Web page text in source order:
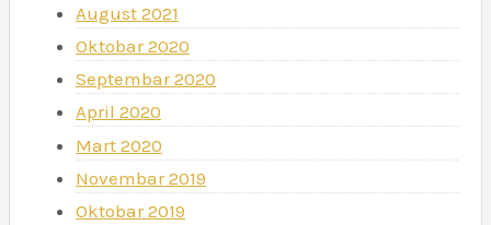
August 2021
Oktobar 2020
Septembar 2020
April 2020
Mart 2020
Novembar 2019
Oktobar 2019